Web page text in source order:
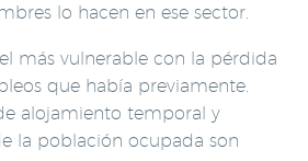
lo hacen en ese sector.
más vulnerable con la pérdida
que había previamente.
alojamiento temporal y
la población ocupada son